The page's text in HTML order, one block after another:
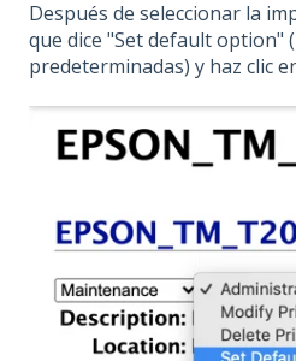
Después de seleccionar la
que dice "Set default option"
predeterminadas) y haz clic